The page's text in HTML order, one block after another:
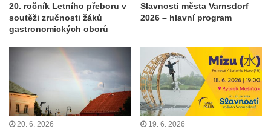
20. ročník Letního přeboru v
soutěži zručnosti žáků
gastronomických oborů
Slavnosti města Varnsdorf
2026 – hlavní program
20. 6. 2026 19. 6. 2026